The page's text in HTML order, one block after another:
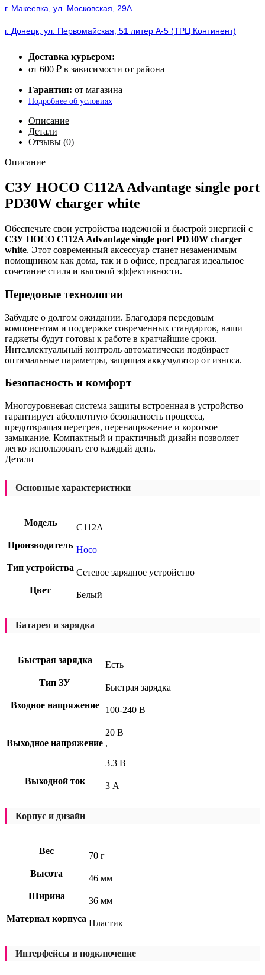
г. Макеевка, ул. Московская, 29А
г. Донецк, ул. Первомайская, 51 литер А-5 (ТРЦ Континент)
Доставка курьером:
от 600 ₽ в зависимости от района
Гарантия: от магазина
Подробнее об условиях
Описание
Детали
Отзывы (0)
Описание
СЗУ HOCO C112A Advantage single port
PD30W charger white
Обеспечьте свои устройства надежной и быстрой энергией с
СЗУ HOCO C112A Advantage single port PD30W charger
white. Этот современный аксессуар станет незаменимым
помощником как дома, так и в офисе, предлагая идеальное
сочетание стиля и высокой эффективности.
Передовые технологии
Забудьте о долгом ожидании. Благодаря передовым
компонентам и поддержке современных стандартов, ваши
гаджеты будут готовы к работе в кратчайшие сроки.
Интеллектуальный контроль автоматически подбирает
оптимальные параметры, защищая аккумулятор от износа.
Безопасность и комфорт
Многоуровневая система защиты встроенная в устройство
гарантирует абсолютную безопасность процесса,
предотвращая перегрев, перенапряжение и короткое
замыкание. Компактный и практичный дизайн позволяет
легко использовать его каждый день.
Детали
Основные характеристики
Модель
C112A
Производитель Hoco
Тип устройства Сетевое зарядное устройство
Цвет
Белый
Батарея и зарядка
Быстрая зарядка
Есть
Тип ЗУ
Быстрая зарядка
Входное напряжение
100-240 В
Выходное напряжение
20 В
,
3.3 В
Выходной ток
3 А
Корпус и дизайн
Вес
70 г
Высота
46 мм
Ширина
36 мм
Материал корпуса Пластик
Интерфейсы и подключение